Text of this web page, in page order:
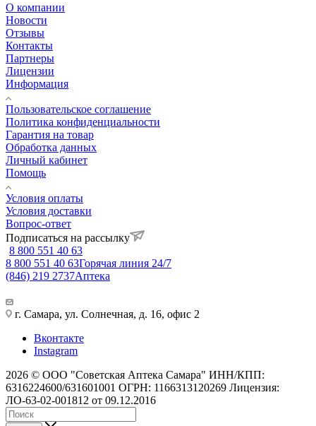
О компании
Новости
Отзывы
Контакты
Партнеры
Лицензии
Информация
Пользовательское соглашение
Политика конфиденциальности
Гарантия на товар
Обработка данных
Личный кабинет
Помощь
Условия оплаты
Условия доставки
Вопрос-ответ
Подписаться на рассылку
8 800 551 40 63
8 800 551 40 63Горячая линия 24/7
(846) 219 2737Аптека
г. Самара, ул. Солнечная, д. 16, офис 2
Вконтакте
Instagram
2026 © ООО "Советская Аптека Самара" ИНН/КПП:
6316224600/631601001 ОГРН: 1166313120269 Лицензия:
ЛО-63-02-001812 от 09.12.2016